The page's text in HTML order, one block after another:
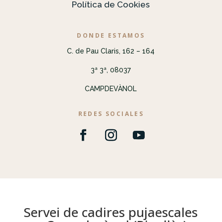
Política de Cookies
DONDE ESTAMOS
C. de Pau Claris, 162 – 164
3ª 3ª, 08037
CAMPDEVÀNOL
REDES SOCIALES
Servei de cadires pujaescales